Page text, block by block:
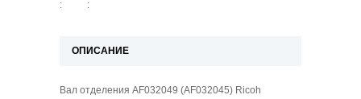
: :
ОПИСАНИЕ
Вал отделения AF032049 (AF032045) Ricoh